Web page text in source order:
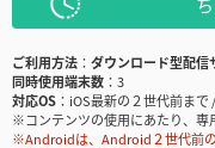
ご利用方法
ダウンロード型配信
同時使用端末数
3
対応OS
iOS最新の２世代前ま
※コンテンツの使用にあたり、
※Androidは、Android２世代前